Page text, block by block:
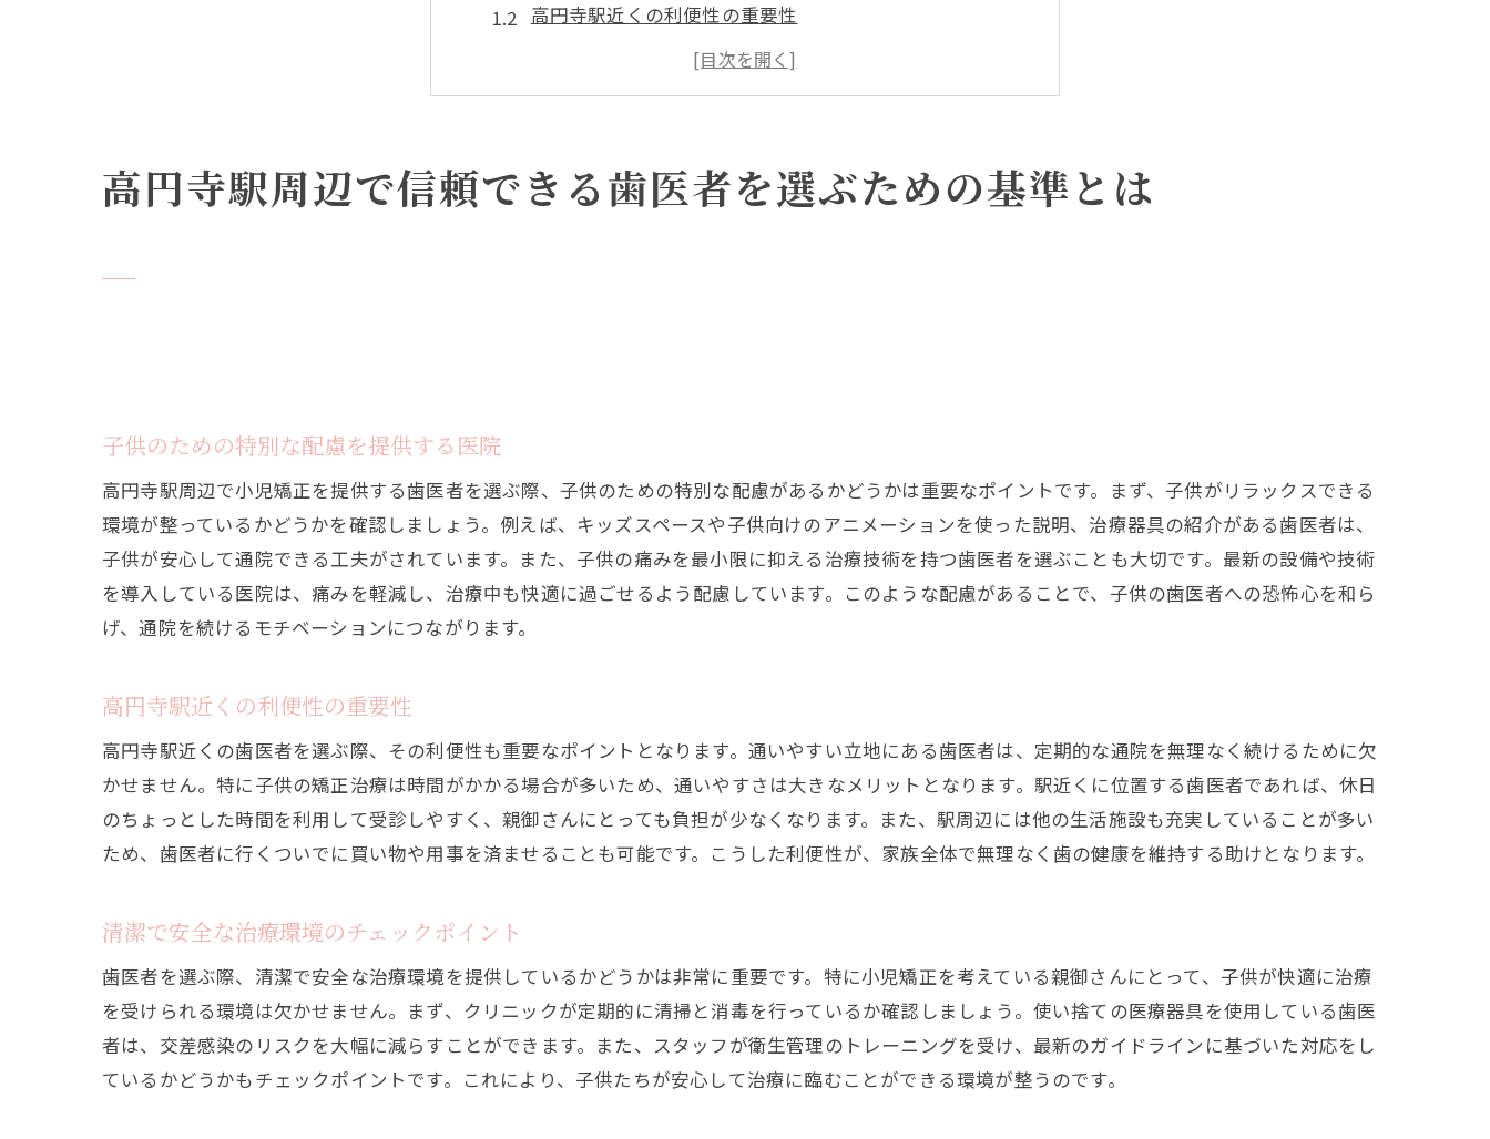
高円寺駅近くの利便性の重要性
清潔で安全な治療環境のチェックポイント
信頼できるスタッフとのコミュニケーション
専門的な小児矯正の技術の重要性
高円寺駅のアクセスの良さがもたらすメリット
待ち時間を楽しく過ごせる工夫
子供の恐怖を和らげる方法
駅近で通いやすい立地の選び方
初めての歯医者体験が楽しい医院
高円寺駅周辺の歯医者で明るい笑顔を守る小児矯正の選び方
保護者との連携で安心の治療
矯正期間の負担を減らす工夫
高円寺駅での矯正治療の利点
最新技術で安心を提供する高円寺駅の歯医者を選ぶメリット
患者の声を活かした技術向上
安心して任せられる技術の背景
高円寺駅で親しみやすい歯医者が小児矯正に与える安心感
高円寺駅周辺で信頼できる歯医者を選ぶための基準とは
子供のための特別な配慮を提供する医院
高円寺駅周辺で小児矯正を提供する歯医者を選ぶ際、子供のための特別な配慮があるかどうかは重要なポイントです。まず、子供がリラックスできる
環境が整っているかどうかを確認しましょう。例えば、キッズスペースや子供向けのアニメーションを使った説明、治療器具の紹介がある歯医者は、
子供が安心して通院できる工夫がされています。また、子供の痛みを最小限に抑える治療技術を持つ歯医者を選ぶことも大切です。最新の設備や技術
を導入している医院は、痛みを軽減し、治療中も快適に過ごせるよう配慮しています。このような配慮があることで、子供の歯医者への恐怖心を和ら
げ、通院を続けるモチベーションにつながります。
高円寺駅近くの利便性の重要性
高円寺駅近くの歯医者を選ぶ際、その利便性も重要なポイントとなります。通いやすい立地にある歯医者は、定期的な通院を無理なく続けるために欠
かせません。特に子供の矯正治療は時間がかかる場合が多いため、通いやすさは大きなメリットとなります。駅近くに位置する歯医者であれば、休日
のちょっとした時間を利用して受診しやすく、親御さんにとっても負担が少なくなります。また、駅周辺には他の生活施設も充実していることが多い
ため、歯医者に行くついでに買い物や用事を済ませることも可能です。こうした利便性が、家族全体で無理なく歯の健康を維持する助けとなります。
清潔で安全な治療環境のチェックポイント
歯医者を選ぶ際、清潔で安全な治療環境を提供しているかどうかは非常に重要です。特に小児矯正を考えている親御さんにとって、子供が快適に治療
を受けられる環境は欠かせません。まず、クリニックが定期的に清掃と消毒を行っているか確認しましょう。使い捨ての医療器具を使用している歯医
者は、交差感染のリスクを大幅に減らすことができます。また、スタッフが衛生管理のトレーニングを受け、最新のガイドラインに基づいた対応をし
ているかどうかもチェックポイントです。これにより、子供たちが安心して治療に臨むことができる環境が整うのです。